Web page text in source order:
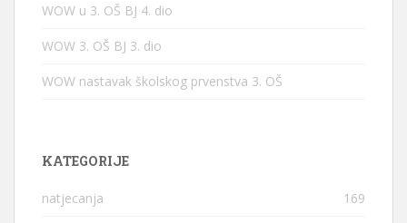
WOW u 3. OŠ BJ 4. dio
WOW 3. OŠ BJ 3. dio
WOW nastavak školskog prvenstva 3. OŠ
KATEGORIJE
natjecanja 169